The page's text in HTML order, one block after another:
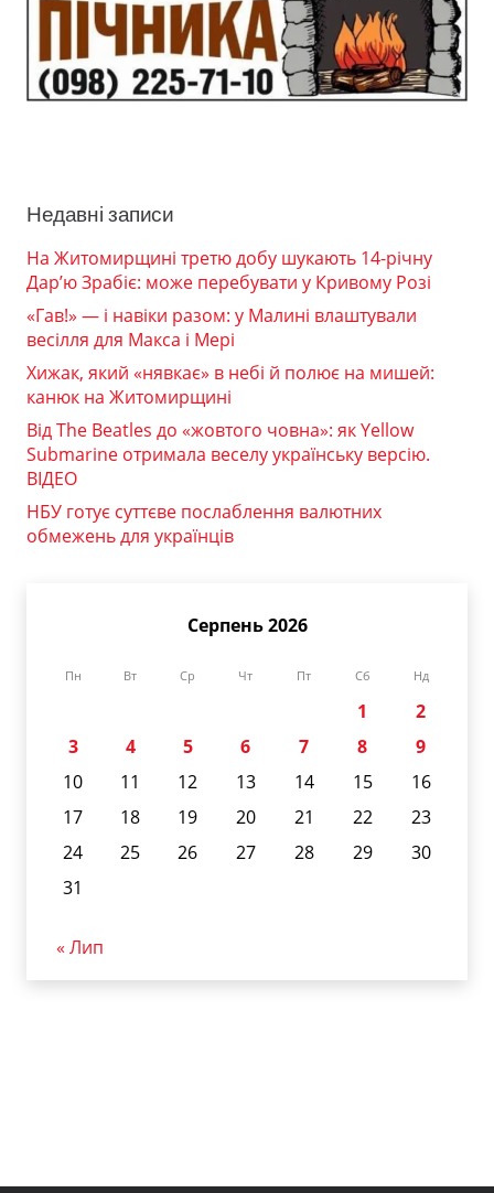
Недавні записи
На Житомирщині третю добу шукають 14-річну
Дар’ю Зрабіє: може перебувати у Кривому Розі
«Гав!» — і навіки разом: у Малині влаштували
весілля для Макса і Мері
Хижак, який «нявкає» в небі й полює на мишей:
канюк на Житомирщині
Від The Beatles до «жовтого човна»: як Yellow
Submarine отримала веселу українську версію.
ВІДЕО
НБУ готує суттєве послаблення валютних
обмежень для українців
Серпень 2026
Пн Вт Ср Чт Пт Сб Нд
1
2
3
4 5 6 7 8
9
10
11 12 13 14 15
16
17
18 19 20 21 22
23
24
25 26 27 28 29
30
31
« Лип